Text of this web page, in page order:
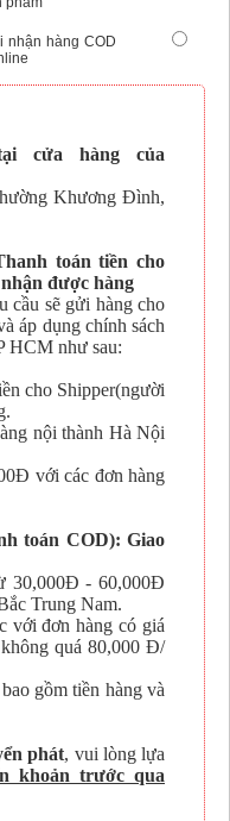
nhận hàng COD
cửa hàng của
Khương Đình,
toán tiền cho
được hàng
sẽ gửi hàng cho
áp dụng chính sách
HCM như sau:
cho Shipper(người
nội thành Hà Nội
với các đơn hàng
toán COD): Giao
30,000Đ - 60,000Đ
Trung Nam.
với đơn hàng có giá
quá 80,000 Đ/
gồm tiền hàng và
phát, vui lòng lựa
khoản trước qua